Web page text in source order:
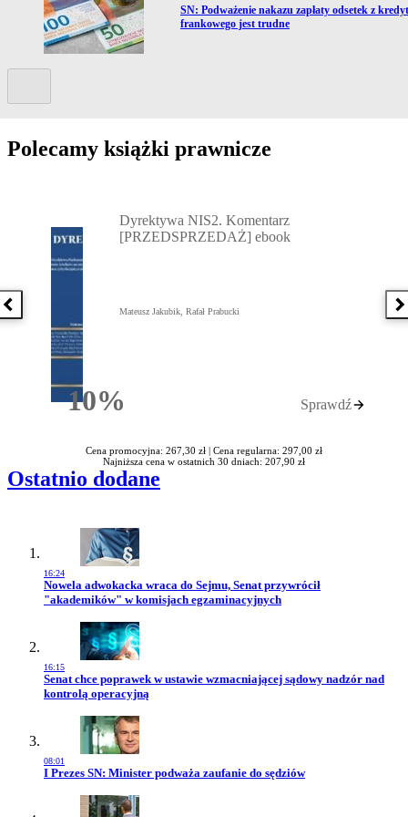
Przejdź do artykułu:
SN: Podważenie nakazu zapłaty odsetek z
frankowego jest trudne
Polecamy książki prawnicze
Poprzednia książka
10%Rabatu
Dyrektywa NIS2. Komentarz
[PRZEDSPRZEDAŻ] ebook
Mateusz Jakubik, Rafał Prabucki
Sprawdź
Cena promocyjna: 267,30 zł | Cena regularna: 297,00 zł
Najniższa cena w ostatnich 30 dniach: 207,90 zł
Ostatnio dodane
16:24
Przejdź do artykułu:
Nowela adwokacka wraca do Sejmu, Senat przywrócił
"akademików" w komisjach egzaminacyjnych
16:15
Przejdź do artykułu:
Senat chce poprawek w ustawie wzmacniającej sądowy nadzór nad
kontrolą operacyjną
08:01
Przejdź do artykułu:
I Prezes SN: Minister podważa zaufanie do sędziów